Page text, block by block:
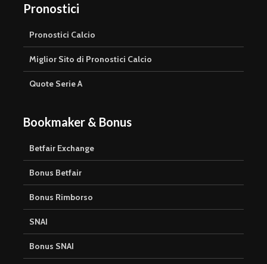
Pronostici
Pronostici Calcio
Miglior Sito di Pronostici Calcio
Quote Serie A
Bookmaker & Bonus
Betfair Exchange
Bonus Betfair
Bonus Rimborso
SNAI
Bonus SNAI